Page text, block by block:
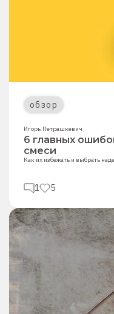
обзор
Игорь Петрашкевич
6 главных
смеси
Как их избежать и выбрать
1 5